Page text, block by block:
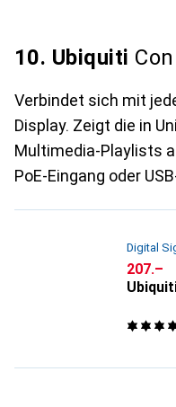
10. Ubiquiti
Verbindet sich mit
Display. Zeigt die in
Multimedia-Playlists
PoE-Eingang oder
Digital
CHF
207.–